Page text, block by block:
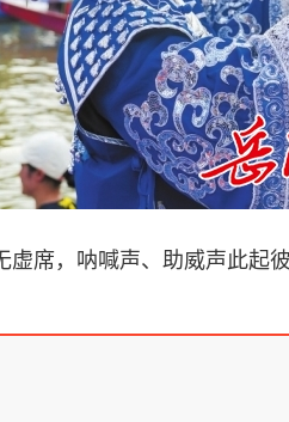
虚席，呐喊声、助威声此起